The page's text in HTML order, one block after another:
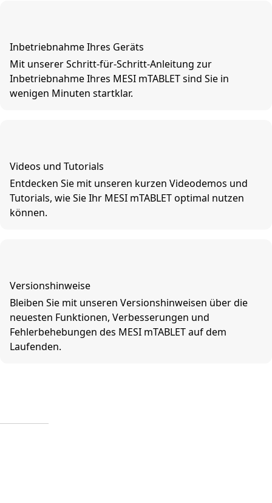
Inbetriebnahme Ihres Geräts
Mit unserer Schritt-für-Schritt-Anleitung zur
Inbetriebnahme Ihres MESI mTABLET sind Sie in
wenigen Minuten startklar.
Videos und Tutorials
Entdecken Sie mit unseren kurzen Videodemos und
Tutorials, wie Sie Ihr MESI mTABLET optimal nutzen
können.
Versionshinweise
Bleiben Sie mit unseren Versionshinweisen über die
neuesten Funktionen, Verbesserungen und
Fehlerbehebungen des MESI mTABLET auf dem
Laufenden.